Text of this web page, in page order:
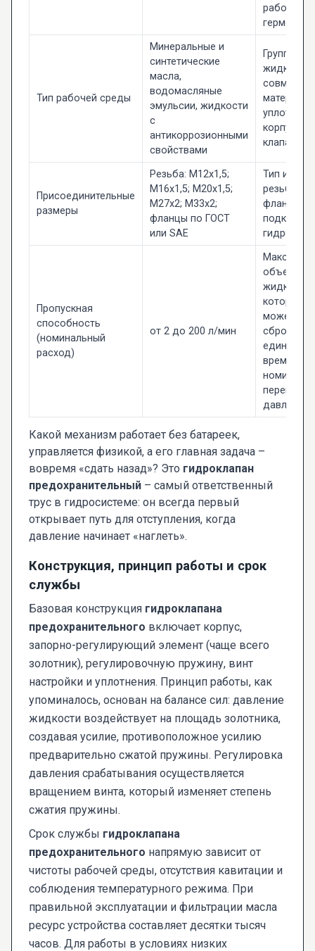
работа и
Тип рабочей среды
Минеральные и
синтетические
масла,
водомасляные
эмульсии, жидкости
с
антикоррозионными
свойствами
Группа
корпуса
клапана.
Присоединительные
размеры
Резьба: М12х1,5;
М16х1,5; М20х1,5;
М27х2; М33х2;
фланцы по ГОСТ
или SAE
Тип и
резьбы
фланца
Пропускная
способность
(номинальный
расход)
от 2 до 200 л/мин
объем
жидкости,
который
может
сбросить
единицу
времени
перепаде
давления.
Какой механизм работает без батареек,
управляется физикой, а его главная задача –
вовремя «сдать назад»? Это гидроклапан
предохранительный – самый ответственный
трус в гидросистеме: он всегда первый
открывает путь для отступления, когда
давление начинает «наглеть».
Конструкция, принцип работы и срок
службы
Базовая конструкция гидроклапана
предохранительного включает корпус,
запорно-регулирующий элемент (чаще всего
золотник), регулировочную пружину, винт
настройки и уплотнения. Принцип работы, как
упоминалось, основан на балансе сил: давление
жидкости воздействует на площадь золотника,
создавая усилие, противоположное усилию
предварительно сжатой пружины. Регулировка
давления срабатывания осуществляется
вращением винта, который изменяет степень
сжатия пружины.
Срок службы гидроклапана
предохранительного напрямую зависит от
чистоты рабочей среды, отсутствия кавитации и
соблюдения температурного режима. При
правильной эксплуатации и фильтрации масла
ресурс устройства составляет десятки тысяч
часов. Для работы в условиях низких